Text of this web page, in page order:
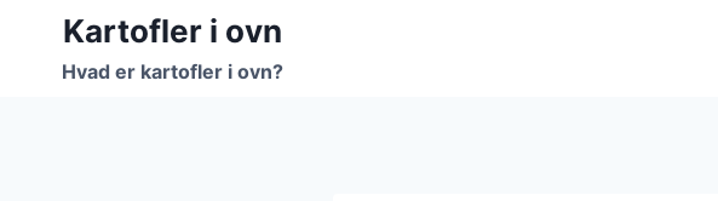
Fortsæt
indhold
Kartofler i ovn
Hvad er kartofler i ovn?